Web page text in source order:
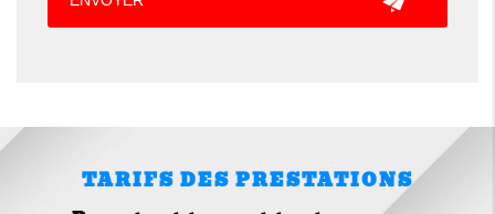
TARIFS DES PRESTATIONS